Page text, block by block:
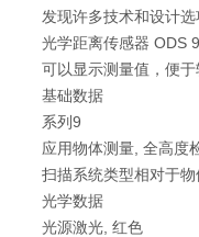
发现许多技术和设计
光学距离传感器 ODS
可以显示测量值，便
基础数据
系列9
应用物体测量, 全高度
扫描系统类型相对于物
光学数据
光源激光, 红色